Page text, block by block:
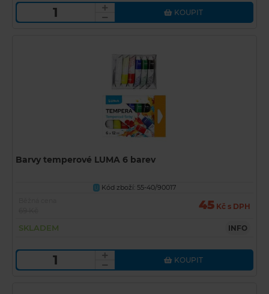
KOUPIT
Barvy temperové LUMA 6 barev
U
Kód zboží: 55-40/90017
45 Kč s DPH
SKLADEM INFO
KOUPIT